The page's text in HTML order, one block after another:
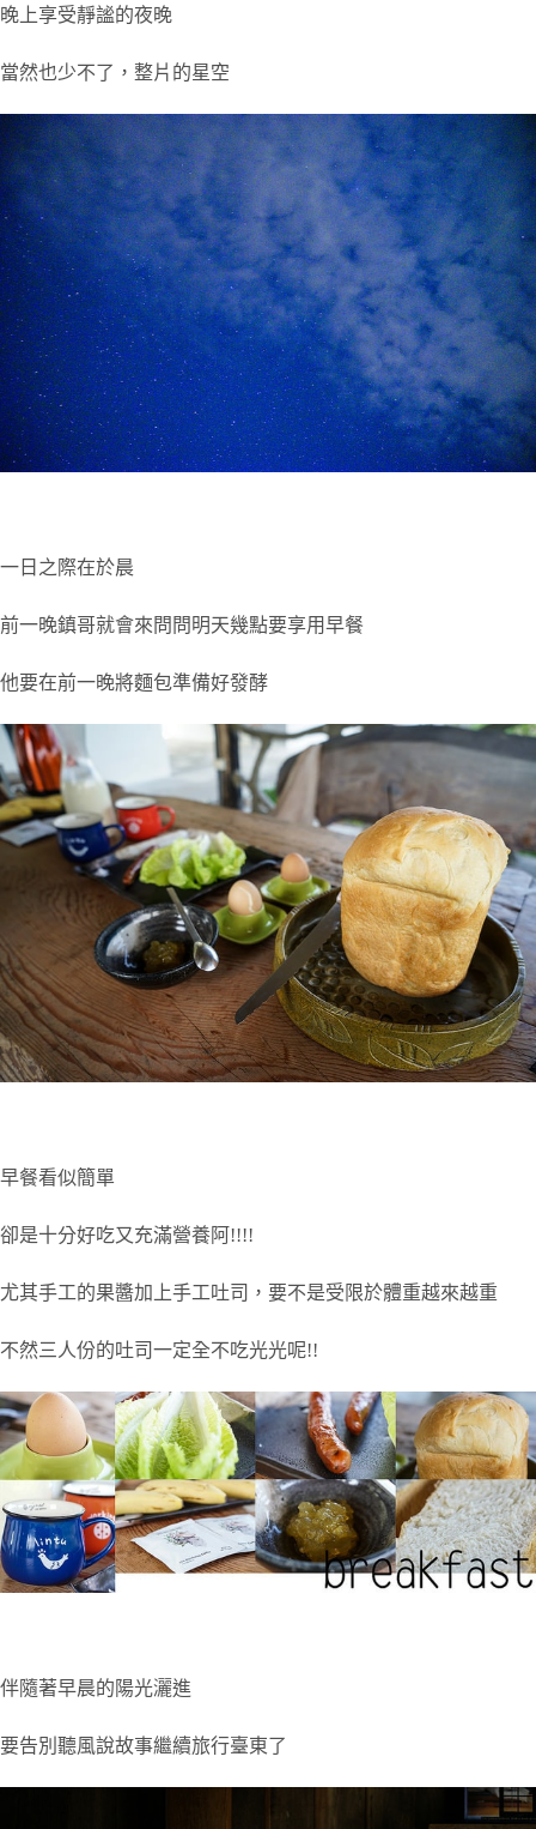
晚上享受靜謐的夜晚
當然也少不了，整片的星空
一日之際在於晨
前一晚鎮哥就會來問問明天幾點要享用早餐
他要在前一晚將麵包準備好發酵
早餐看似簡單
卻是十分好吃又充滿營養阿!!!!
尤其手工的果醬加上手工吐司，要不是受限於體重越來越重
不然三人份的吐司一定全不吃光光呢!!
伴隨著早晨的陽光灑進
要告別聽風說故事繼續旅行臺東了